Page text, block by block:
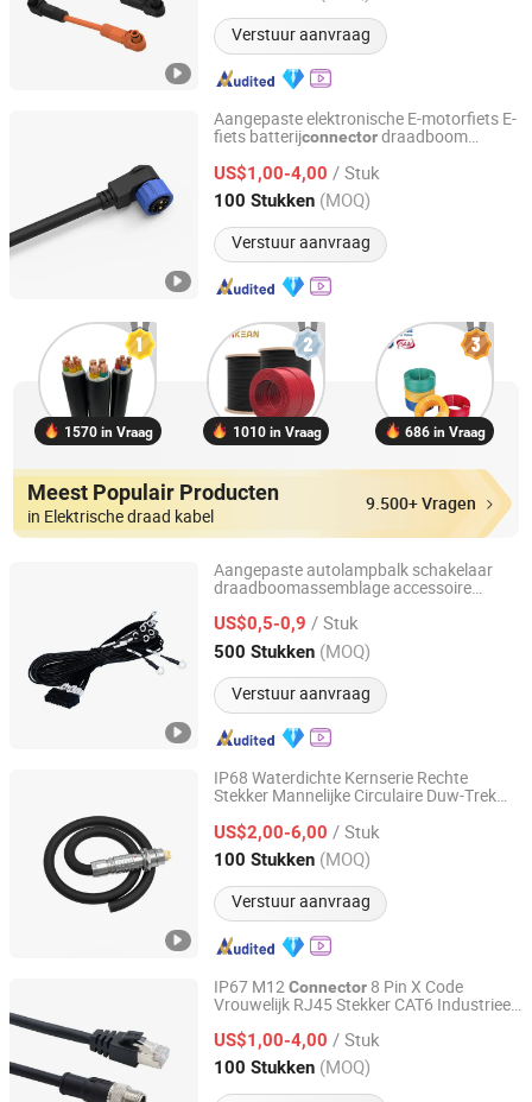
Verstuur aanvraag
Aangepaste elektronische E-motorfiets E-
fiets batterijconnectordraadboom
US$1,00-4,00 / Stuk
100 Stukken (MOQ)
Verstuur aanvraag
Shenzhen Forman Precision Industry Co., Ltd.
Guangdong, China Sinds 2018
1570 in Vraag 1010 in Vraag 686 in Vraag
Meest Populair Producten
in Elektrische draad kabel
9.500+ Vragen
Aangepaste autolampbalk schakelaar
draadboomassemblage accessoire
auto mistlamp koplamp LED
bedrading kabel
US$0,5-0,9 / Stuk
500 Stukken (MOQ)
Verstuur aanvraag
DONGGUAN YIXIAN ELECTRONIC TECHNOLOGY CO., LTD.
Guangdong, China Sinds 2021
IP68 Waterdichte Kernserie Rechte
Stekker Mannelijke Circulaire Duw-Trek
DraadboomKabelassemblage
US$2,00-6,00 / Stuk
100 Stukken (MOQ)
Verstuur aanvraag
Shenzhen Forman Precision Industry Co., Ltd.
Guangdong, China Sinds 2018
IP67 M12 Connector 8 Pin X Code
Vrouwelijk RJ45 Stekker CAT6 Industrieel
Geïsoleerde Draadboom
US$1,00-4,00 / Stuk
100 Stukken (MOQ)
Shenzhen Forman Precision Industry Co., Ltd.
Guangdong, China Sinds 2018